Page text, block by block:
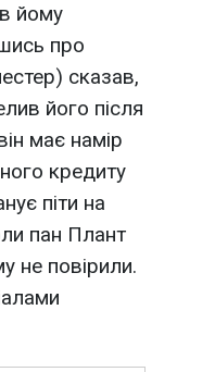
йому
про
сказав,
його після
має намір
кредиту
піти на
пан Плант
не повірили.